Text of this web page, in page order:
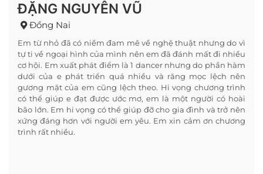
ĐẶNG NGUYÊN VŨ
Đồng Nai
Em từ nhỏ đã có niềm đam mê về nghệ thuật nhưng do vì
tự ti về ngoại hình của mình nên em đã đánh mất đi nhiều
cơ hội. Em xuất phát điểm là 1 dancer nhưng do phần hàm
dưới của e phát triển quá nhiều và răng mọc lệch nên
gương mặt của em cũng lệch theo. Hi vọng chương trình
có thể giúp e đạt được ước mơ, em là một người có hoài
bão lớn. Em hi vọng có thể giúp đỡ cho gia đình và trở nên
xứng đáng hơn với người em yêu. Em xin cảm ơn chương
trình rất nhiều.